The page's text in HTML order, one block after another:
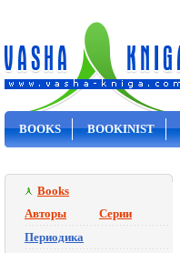
BOOKS BOOKINIST
Books
Авторы
Серии
Периодика